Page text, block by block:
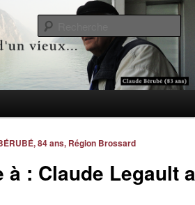
d'un vieux…
et +
à : Claude Legault
84 ans, Région Brossard